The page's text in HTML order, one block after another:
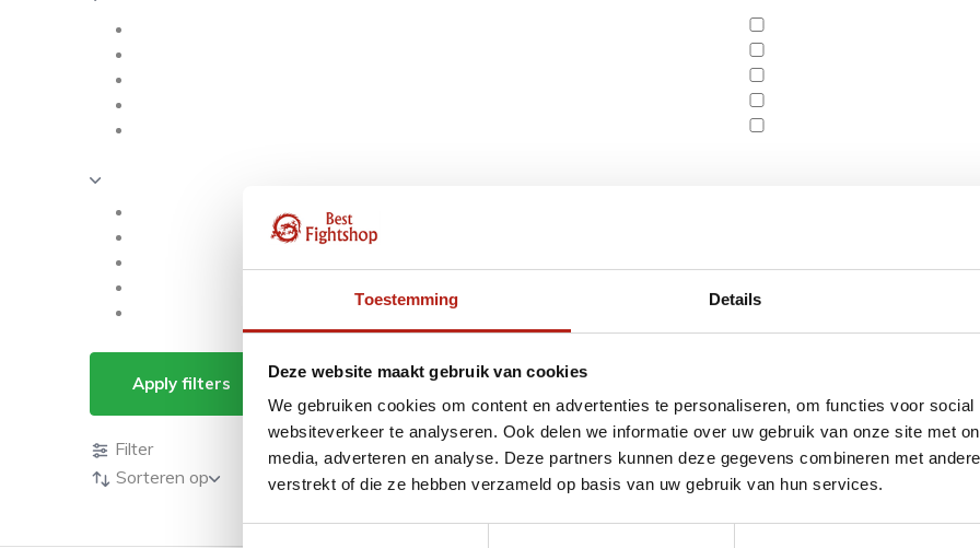
Toestemming Details
Deze website maakt gebruik van cookies
We gebruiken cookies om content en advertenties te personaliseren, om functies voor
websiteverkeer te analyseren. Ook delen we informatie over uw gebruik van onze site met
media, adverteren en analyse. Deze partners kunnen deze gegevens combineren met
verstrekt of die ze hebben verzameld op basis van uw gebruik van hun services.
Apply filters k1 kickboxing
Producten
Filter
Sorteren op